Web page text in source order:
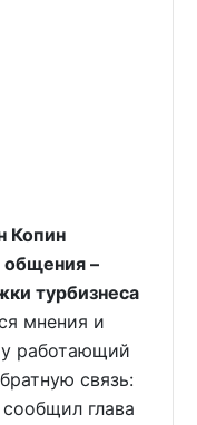
Копин
общения –
турбизнеса
мнения и
работающий
связь:
глава